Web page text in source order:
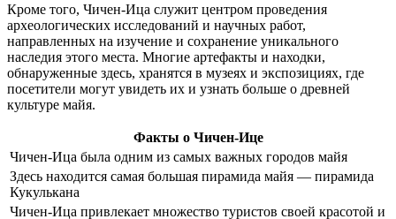
Кроме того, Чичен-Ица служит центром проведения
археологических исследований и научных работ,
направленных на изучение и сохранение уникального
наследия этого места. Многие артефакты и находки,
обнаруженные здесь, хранятся в музеях и экспозициях, где
посетители могут увидеть их и узнать больше о древней
культуре майя.
Факты о Чичен-Ице
Чичен-Ица была одним из самых важных городов майя
Здесь находится самая большая пирамида майя — пирамида
Кукулькана
Чичен-Ица привлекает множество туристов своей красотой и